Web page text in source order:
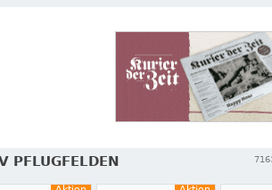
PFLUGFELDEN